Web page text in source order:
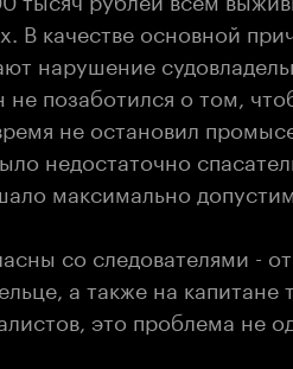
В качестве основной
нарушение
не позаботился о том,
не остановил
недостаточно
максимально
со следователями -
а также на капитане
это проблема не